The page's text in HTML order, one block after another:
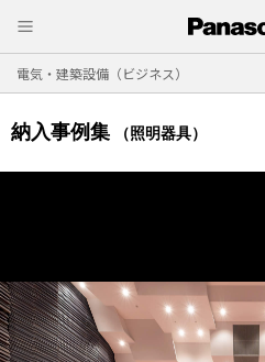
電気・建築設備（ビジネス）
納入事例集 （照明器具）